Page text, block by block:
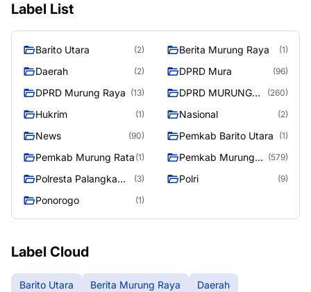
Label List
Barito Utara (2) Berita Murung Raya (1)
Daerah (2) DPRD Mura (96)
DPRD Murung Raya (13)
DPRD MURUNG
(260)
Hukrim (1) Nasional (2)
News (90) Pemkab Barito Utara (1)
Pemkab Murung Rata (1)
Pemkab Murung
(579)
Polresta Palangka
(3) Polri (9)
Ponorogo (1)
Label Cloud
Barito Utara Berita Murung Raya
Daerah